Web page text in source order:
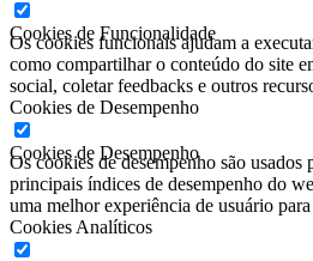
Cookies de Funcionalidade
Os cookies funcionais ajudam a
como compartilhar o conteúdo do site
social, coletar feedbacks e outros
Cookies de Desempenho
Cookies de Desempenho
Os cookies de desempenho são usados
principais índices de desempenho do
uma melhor experiência de usuário
Cookies Analíticos